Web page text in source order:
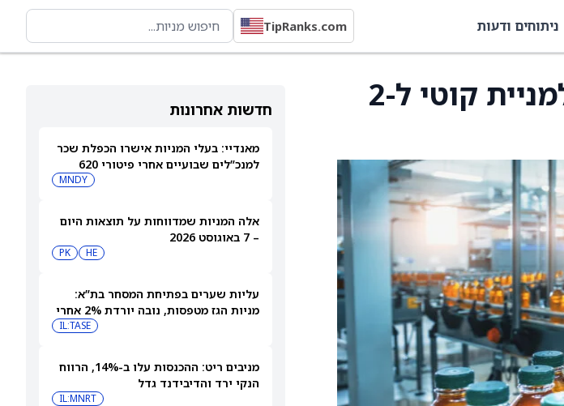
ניתוחים ודעות TipRanks.com
חדשות אחרונות
מאנדיי: בעלי המניות אישרו הכפלת שכר
למנכ”לים שבועיים אחרי פיטורי 620
MNDY
אלה המניות שמדווחות על תוצאות היום
– 7 באוגוסט 2026
HE
PK
עליות שערים בפתיחת המסחר בת”א:
מניות הגז מטפסות, נובה יורדת 2% אחרי
IL:TASE
מניבים ריט: ההכנסות עלו ב-14%, הרווח
הנקי ירד והדיבידנד גדל
IL:MNRT
דויטשה בנק הוריד את מחיר היעד למניית קוטי ל-2